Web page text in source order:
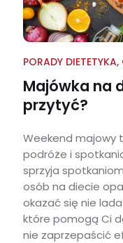
PORADY DIETETYKA,
Majówka na
przytyć?
Weekend majowy
podróże i
sprzyja
osób na diecie
okazać się nie
które pomogą Ci
nie zaprzepaścić